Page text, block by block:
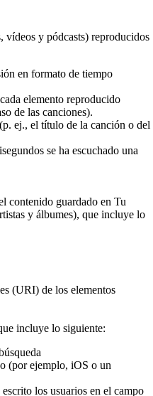
vídeos y pódcasts) reproducidos
en formato de tiempo
elemento reproducido
de las canciones).
ej., el título de la canción o del
se ha escuchado una
contenido guardado en Tu
y álbumes), que incluye lo
(URI) de los elementos
incluye lo siguiente:
(por ejemplo, iOS o un
los usuarios en el campo